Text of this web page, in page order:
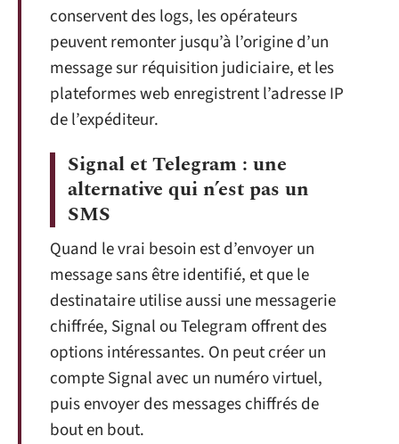
conservent des logs, les opérateurs
peuvent remonter jusqu’à l’origine d’un
message sur réquisition judiciaire, et les
plateformes web enregistrent l’adresse IP
de l’expéditeur.
Signal et Telegram : une
alternative qui n’est pas un
SMS
Quand le vrai besoin est d’envoyer un
message sans être identifié, et que le
destinataire utilise aussi une messagerie
chiffrée, Signal ou Telegram offrent des
options intéressantes. On peut créer un
compte Signal avec un numéro virtuel,
puis envoyer des messages chiffrés de
bout en bout.